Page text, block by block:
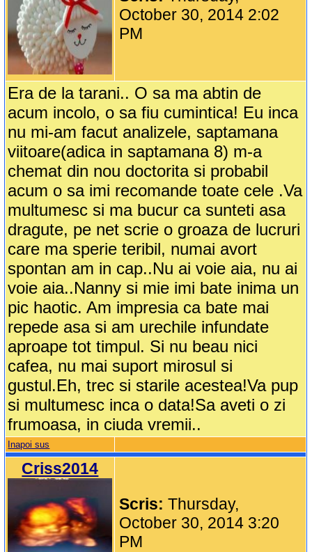
October 30, 2014 2:02
PM
Era de la tarani.. O sa ma abtin de
acum incolo, o sa fiu cumintica! Eu inca
nu mi-am facut analizele, saptamana
viitoare(adica in saptamana 8) m-a
chemat din nou doctorita si probabil
acum o sa imi recomande toate cele .Va
multumesc si ma bucur ca sunteti asa
dragute, pe net scrie o groaza de lucruri
care ma sperie teribil, numai avort
spontan am in cap..Nu ai voie aia, nu ai
voie aia..Nanny si mie imi bate inima un
pic haotic. Am impresia ca bate mai
repede asa si am urechile infundate
aproape tot timpul. Si nu beau nici
cafea, nu mai suport mirosul si
gustul.Eh, trec si starile acestea!Va pup
si multumesc inca o data!Sa aveti o zi
frumoasa, in ciuda vremii..
Inapoi sus
Criss2014
Scris:Thursday,
October 30, 2014 3:20
PM